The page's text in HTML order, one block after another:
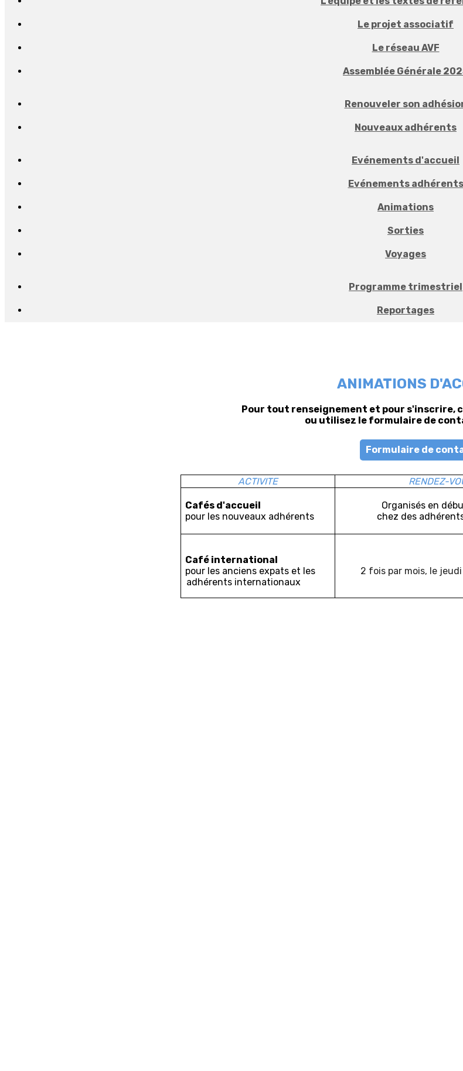
Le projet associatif
Le réseau AVF
Assemblée Générale
Renouveler son
Nouveaux adhérents
Evénements d'accueil
Evénements adhérents
Animations
Sorties
Voyages
Programme trimestriel
Reportages
ANIMATIONS
Pour tout renseignement et pour
ou utilisez le formulaire de
Formulaire de
ACTIVITE RENDEZ-
Cafés d'accueil
pour les nouveaux adhérents
Organisés en
chez des
Café international
pour les anciens expats et les
adhérents internationaux
2 fois par mois, le